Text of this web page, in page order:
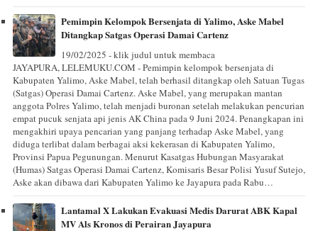
Pemimpin Kelompok Bersenjata di Yalimo, Aske Mabel
Ditangkap Satgas Operasi Damai Cartenz
19/02/2025 - klik judul untuk membaca
JAYAPURA, LELEMUKU.COM - Pemimpin kelompok bersenjata di
Kabupaten Yalimo, Aske Mabel, telah berhasil ditangkap oleh Satuan Tugas
(Satgas) Operasi Damai Cartenz. Aske Mabel, yang merupakan mantan
anggota Polres Yalimo, telah menjadi buronan setelah melakukan pencurian
empat pucuk senjata api jenis AK China pada 9 Juni 2024. Penangkapan ini
mengakhiri upaya pencarian yang panjang terhadap Aske Mabel, yang
diduga terlibat dalam berbagai aksi kekerasan di Kabupaten Yalimo,
Provinsi Papua Pegunungan. Menurut Kasatgas Hubungan Masyarakat
(Humas) Satgas Operasi Damai Cartenz, Komisaris Besar Polisi Yusuf Sutejo,
Aske akan dibawa dari Kabupaten Yalimo ke Jayapura pada Rabu…
Lantamal X Lakukan Evakuasi Medis Darurat ABK Kapal
MV Als Kronos di Perairan Jayapura